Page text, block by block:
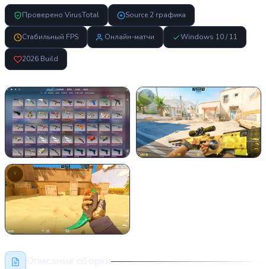
Проверено VirusTotal Source 2 графика
Стабильный FPS Онлайн-матчи Windows 10 / 11
2026 Build